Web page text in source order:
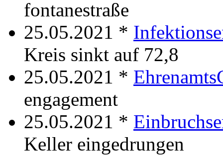
fontanestraße
25.05.2021 *
Kreis sinkt auf 72,8
25.05.2021 *
engagement
25.05.2021 *
Keller eingedrungen